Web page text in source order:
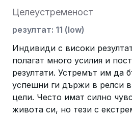
Целеустременост
резултат: 11 (low)
Индивиди с високи
полагат много усилия и
резултати. Устремът им да
успешни ги държи в релси
цели. Често имат силно
живота си, но тези с